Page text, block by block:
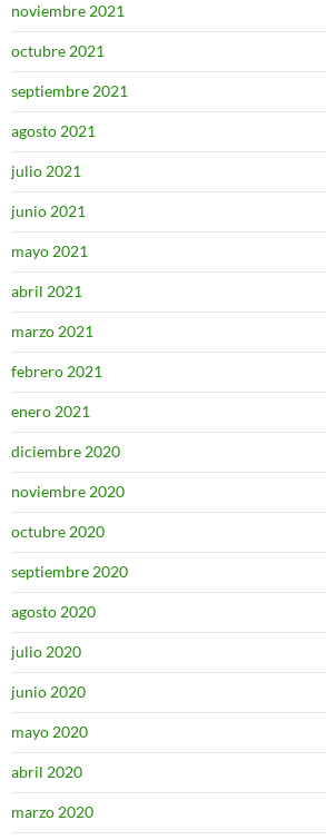
noviembre 2021
octubre 2021
septiembre 2021
agosto 2021
julio 2021
junio 2021
mayo 2021
abril 2021
marzo 2021
febrero 2021
enero 2021
diciembre 2020
noviembre 2020
octubre 2020
septiembre 2020
agosto 2020
julio 2020
junio 2020
mayo 2020
abril 2020
marzo 2020